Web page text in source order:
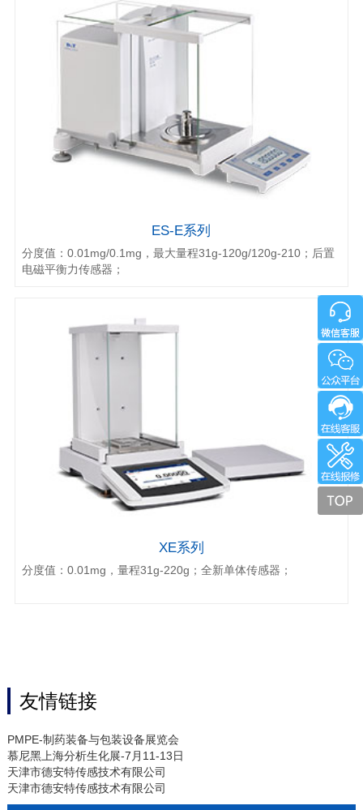
ES-E系列
分度值：0.01mg/0.1mg，最大量程31g-120g/120g-210；后置
电磁平衡力传感器；
XE系列
分度值：0.01mg，量程31g-220g；全新单体传感器；
友情链接
PMPE-制药装备与包装设备展览会
慕尼黑上海分析生化展-7月11-13日
天津市德安特传感技术有限公司
天津市德安特传感技术有限公司